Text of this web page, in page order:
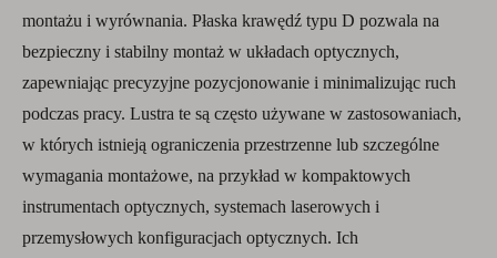
montażu i wyrównania. Płaska krawędź typu D pozwala na
bezpieczny i stabilny montaż w układach optycznych,
zapewniając precyzyjne pozycjonowanie i minimalizując ruch
podczas pracy. Lustra te są często używane w zastosowaniach,
w których istnieją ograniczenia przestrzenne lub szczególne
wymagania montażowe, na przykład w kompaktowych
instrumentach optycznych, systemach laserowych i
przemysłowych konfiguracjach optycznych. Ich